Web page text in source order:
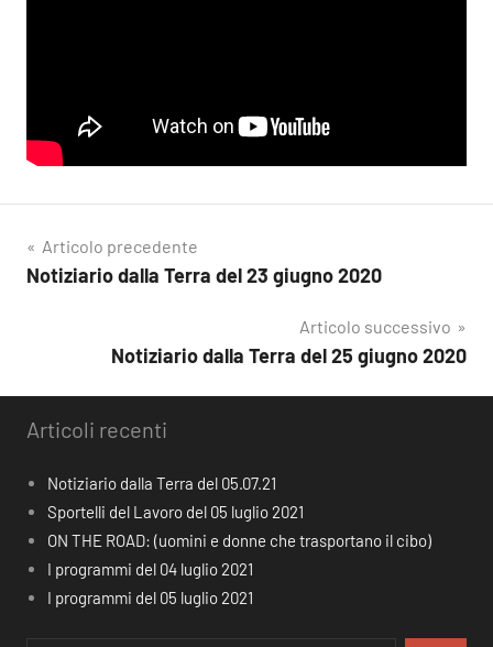
Navigazione
articoli
Articolo precedente
Notiziario dalla Terra del 23 giugno 2020
Articolo successivo
Notiziario dalla Terra del 25 giugno 2020
Articoli recenti
Notiziario dalla Terra del 05.07.21
Sportelli del Lavoro del 05 luglio 2021
ON THE ROAD: (uomini e donne che trasportano il cibo)
I programmi del 04 luglio 2021
I programmi del 05 luglio 2021